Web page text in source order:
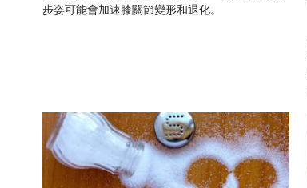
步姿可能會加速膝關節變形和退化。